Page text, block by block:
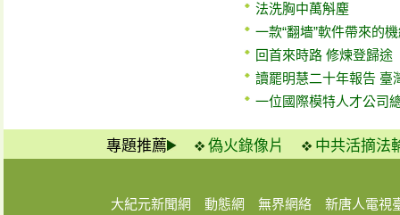
法洗胸中萬斛塵
一款“翻墻”軟件帶來的
回首來時路 修煉登歸途
讀罷明慧二十年報告 臺
一位國際模特人才公司
專題推薦 偽火錄像片 中共活摘法
大紀元新聞網 動態網 無界網絡 新唐人電視